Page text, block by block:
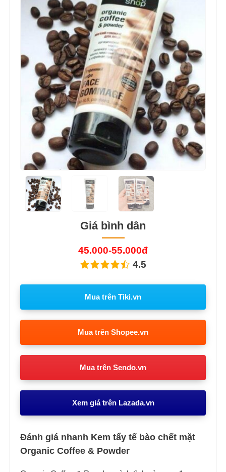
Giá bình dân
45.000-55.000đ
4.5
Mua trên Tiki.vn
Mua trên Shopee.vn
Mua trên Sendo.vn
Xem giá trên Lazada.vn
Đánh giá nhanh Kem tẩy tế bào chết mặt
Organic Coffee & Powder